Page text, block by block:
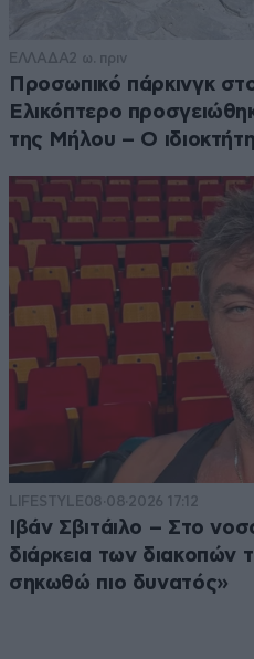
ΕΛΛΑΔΑ2 ω. πριν
Προσωπικό πάρκινγκ
Ελικόπτερο
της Μήλου – Ο
LIFESTYLE08·08·2026 17:12
Ιβάν Σβιτάιλο – Στο
διάρκεια των
σηκωθώ πιο δυνατός»